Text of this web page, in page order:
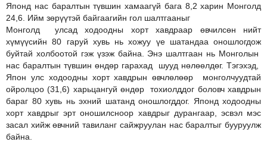
Японд нас баралтын түвшин хамаагүй бага 8,2 харин Монголд
24,6. Ийм зөрүүтэй байгаагийн гол шалтгааныг
Монголд улсад ходоодны хорт хавдраар өвчилсөн нийт
хүмүүсийн 80 гаруй хувь нь хожуу үе шатандаа оношлогдож
буйтай холбоотой гэж үзэж байна. Энэ шалтгаан нь Монголын
нас баралтын түвшин өндөр гарахад шууд нөлөөлдөг. Тэгэхэд,
Япон улс ходоодны хорт хавдрын өвчлөлөөр монголчуудтай
ойролцоо (31,6) харьцангуй өндөр тохиолддог боловч хавдрын
бараг 80 хувь нь эхний шатанд оношлогддог. Японд ходоодны
хорт хавдрыг эрт оношилсноор хавдрыг дурангаар, эсвэл мэс
засал хийж өвчний тавиланг сайжруулан нас баралтыг бууруулж
байна.